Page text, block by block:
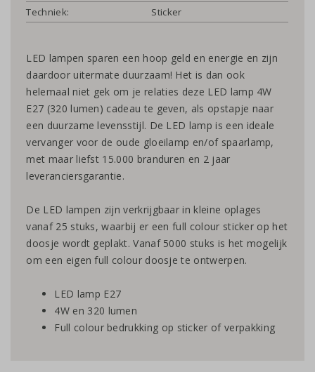
Techniek:
Sticker
LED lampen sparen een hoop geld en energie en zijn
daardoor uitermate duurzaam! Het is dan ook
helemaal niet gek om je relaties deze LED lamp 4W
E27 (320 lumen) cadeau te geven, als opstapje naar
een duurzame levensstijl. De LED lamp is een ideale
vervanger voor de oude gloeilamp en/of spaarlamp,
met maar liefst 15.000 branduren en 2 jaar
leveranciersgarantie.
De LED lampen zijn verkrijgbaar in kleine oplages
vanaf 25 stuks, waarbij er een full colour sticker op het
doosje wordt geplakt. Vanaf 5000 stuks is het mogelijk
om een eigen full colour doosje te ontwerpen.
LED lamp E27
4W en 320 lumen
Full colour bedrukking op sticker of verpakking